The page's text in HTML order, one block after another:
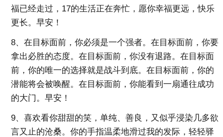
福已经走过，17的生活正在奔忙，愿你幸福更远，快乐
更长。早安！
8、在目标面前，你必须是一个强者。在目标面前，你要
拿出必胜的态度。在目标面前，你没有退路。在目标面
前，你的唯一的选择就是战斗到底。在目标面前，你的
潜能将会被唤醒。在目标面前，你能看到一扇通往成功
的大门。早安！
9、喜欢看你甜甜的笑，单纯、善良，又似乎浸染几多欲
言又止的沧桑。你的手指温柔地滑过我的发际，轻轻驿